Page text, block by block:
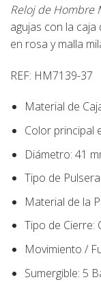
Reloj de Hombre
agujas con la
en rosa y malla
REF: HM7139-37
Material de
Color principal
Diámetro: 41
Tipo de Pulsera:
Material de la
Tipo de Cierre:
Movimiento /
Sumergible: 5